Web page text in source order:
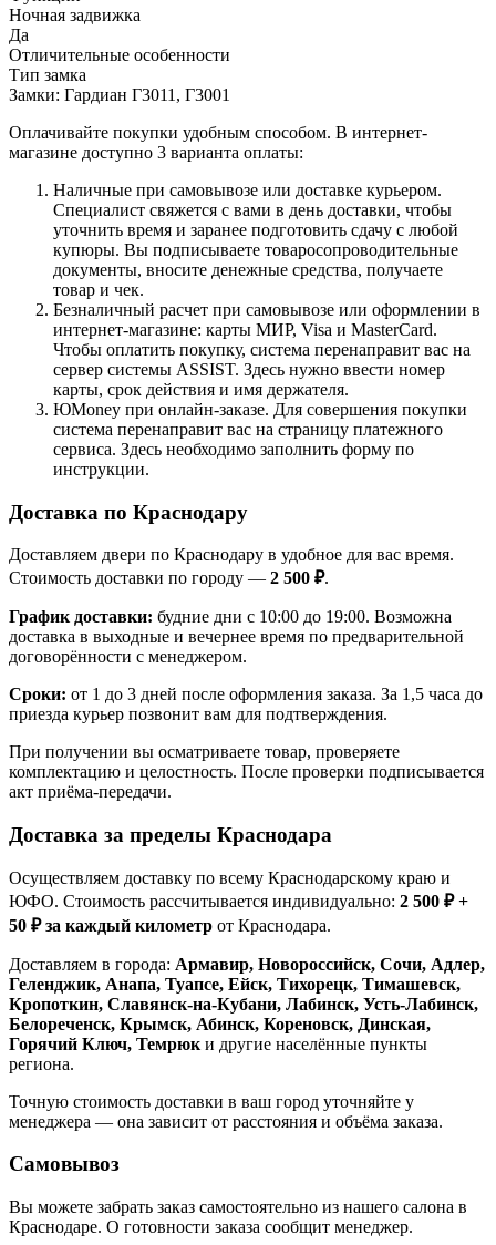
Ночная задвижка
Да
Отличительные особенности
Тип замка
Замки: Гардиан Г3011, Г3001
Оплачивайте покупки удобным способом. В интернет-
магазине доступно 3 варианта оплаты:
Наличные при самовывозе или доставке курьером.
Специалист свяжется с вами в день доставки, чтобы
уточнить время и заранее подготовить сдачу с любой
купюры. Вы подписываете товаросопроводительные
документы, вносите денежные средства, получаете
товар и чек.
Безналичный расчет при самовывозе или оформлении в
интернет-магазине: карты МИР, Visa и MasterCard.
Чтобы оплатить покупку, система перенаправит вас на
сервер системы ASSIST. Здесь нужно ввести номер
карты, срок действия и имя держателя.
ЮMoney при онлайн-заказе. Для совершения покупки
система перенаправит вас на страницу платежного
сервиса. Здесь необходимо заполнить форму по
инструкции.
Доставка по Краснодару
Доставляем двери по Краснодару в удобное для вас время.
Стоимость доставки по городу — 2 500 ₽.
График доставки: будние дни с 10:00 до 19:00. Возможна
доставка в выходные и вечернее время по предварительной
договорённости с менеджером.
Сроки: от 1 до 3 дней после оформления заказа. За 1,5 часа до
приезда курьер позвонит вам для подтверждения.
При получении вы осматриваете товар, проверяете
комплектацию и целостность. После проверки подписывается
акт приёма-передачи.
Доставка за пределы Краснодара
Осуществляем доставку по всему Краснодарскому краю и
ЮФО. Стоимость рассчитывается индивидуально: 2 500 ₽ +
50 ₽ за каждый километр от Краснодара.
Доставляем в города: Армавир, Новороссийск, Сочи, Адлер,
Геленджик, Анапа, Туапсе, Ейск, Тихорецк, Тимашевск,
Кропоткин, Славянск-на-Кубани, Лабинск, Усть-Лабинск,
Белореченск, Крымск, Абинск, Кореновск, Динская,
Горячий Ключ, Темрюк и другие населённые пункты
региона.
Точную стоимость доставки в ваш город уточняйте у
менеджера — она зависит от расстояния и объёма заказа.
Самовывоз
Вы можете забрать заказ самостоятельно из нашего салона в
Краснодаре. О готовности заказа сообщит менеджер.